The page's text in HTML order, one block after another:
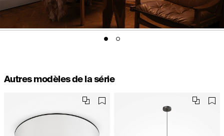
Autres modèles de la série